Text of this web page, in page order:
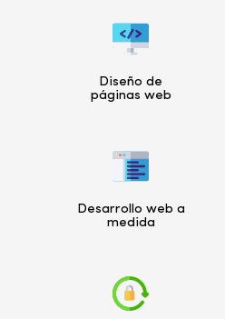
Diseño de
páginas web
Desarrollo web a
medida